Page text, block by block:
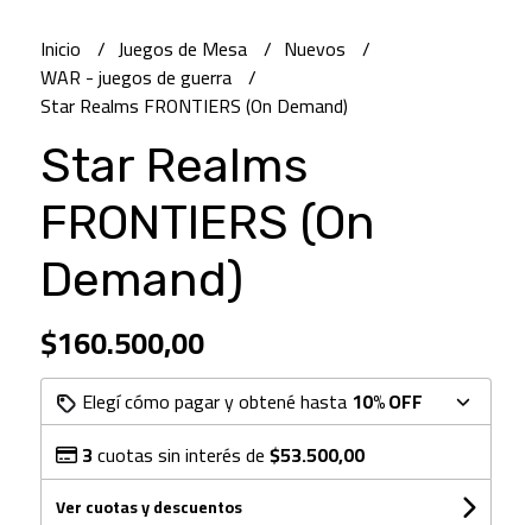
Inicio Juegos de Mesa
Nuevos
WAR - juegos de guerra
Star Realms FRONTIERS (On Demand)
Star Realms
FRONTIERS (On
Demand)
$160.500,00
Elegí cómo pagar y obtené hasta 10% OFF
3cuotas sin interés de$53.500,00
Ver cuotas y descuentos